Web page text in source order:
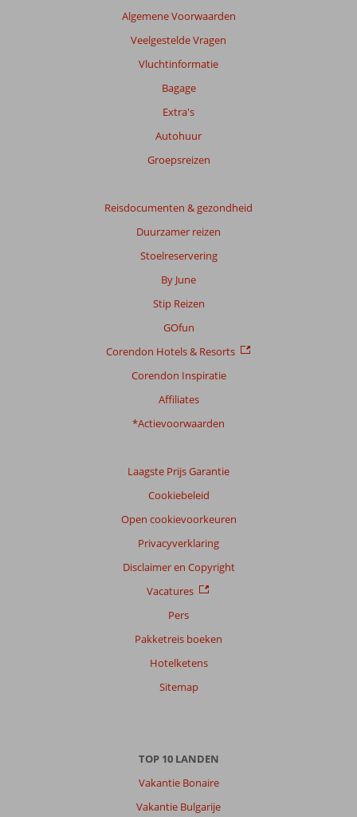
Algemene Voorwaarden
Veelgestelde Vragen
Vluchtinformatie
Bagage
Extra's
Autohuur
Groepsreizen
Reisdocumenten & gezondheid
Duurzamer reizen
Stoelreservering
By June
Stip Reizen
GOfun
Corendon Hotels & Resorts
Corendon Inspiratie
Affiliates
*Actievoorwaarden
Laagste Prijs Garantie
Cookiebeleid
Open cookievoorkeuren
Privacyverklaring
Disclaimer en Copyright
Vacatures
Pers
Pakketreis boeken
Hotelketens
Sitemap
TOP 10 LANDEN
Vakantie Bonaire
Vakantie Bulgarije